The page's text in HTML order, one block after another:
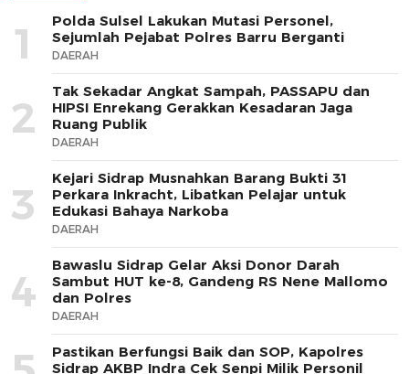
1
Polda Sulsel Lakukan Mutasi Personel,
Sejumlah Pejabat Polres Barru Berganti
DAERAH
2
Tak Sekadar Angkat Sampah, PASSAPU dan
HIPSI Enrekang Gerakkan Kesadaran Jaga
Ruang Publik
DAERAH
3
Kejari Sidrap Musnahkan Barang Bukti 31
Perkara Inkracht, Libatkan Pelajar untuk
Edukasi Bahaya Narkoba
DAERAH
4
Bawaslu Sidrap Gelar Aksi Donor Darah
Sambut HUT ke-8, Gandeng RS Nene Mallomo
dan Polres
DAERAH
Pastikan Berfungsi Baik dan SOP, Kapolres
Sidrap AKBP Indra Cek Senpi Milik Personil